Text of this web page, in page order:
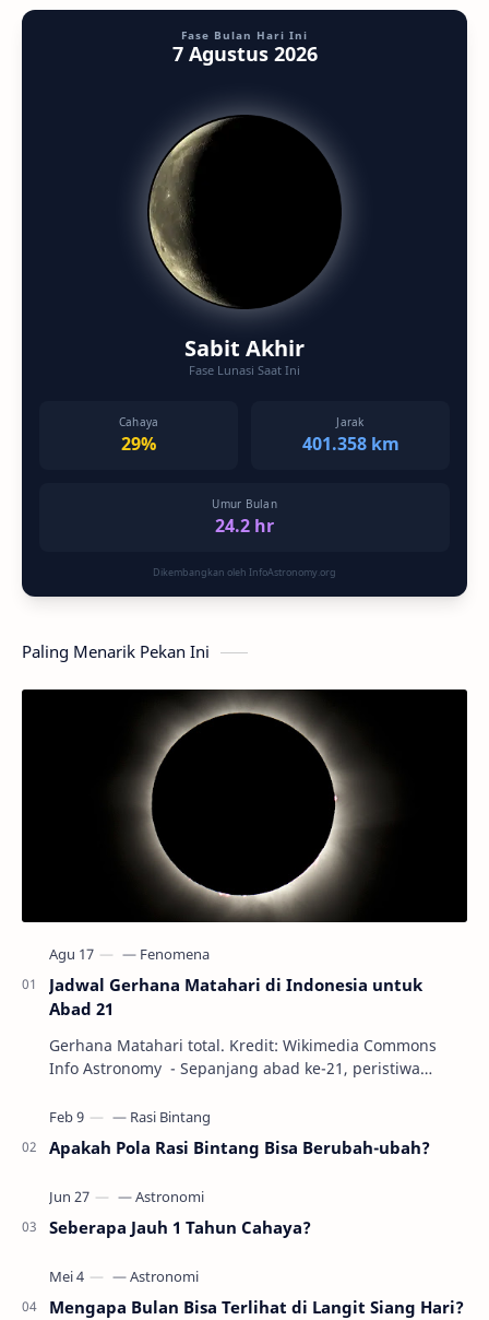
Fase Bulan Hari Ini
7 Agustus 2026
Sabit Akhir
Fase Lunasi Saat Ini
Cahaya
29%
Jarak
401.358 km
Umur Bulan
24.2 hr
Dikembangkan oleh InfoAstronomy.org
Paling Menarik Pekan Ini
Jadwal Gerhana Matahari di Indonesia untuk
Abad 21
Gerhana Matahari total. Kredit: Wikimedia Commons
Info Astronomy - Sepanjang abad ke-21, peristiwa
Apakah Pola Rasi Bintang Bisa Berubah-ubah?
Seberapa Jauh 1 Tahun Cahaya?
Mengapa Bulan Bisa Terlihat di Langit Siang Hari?